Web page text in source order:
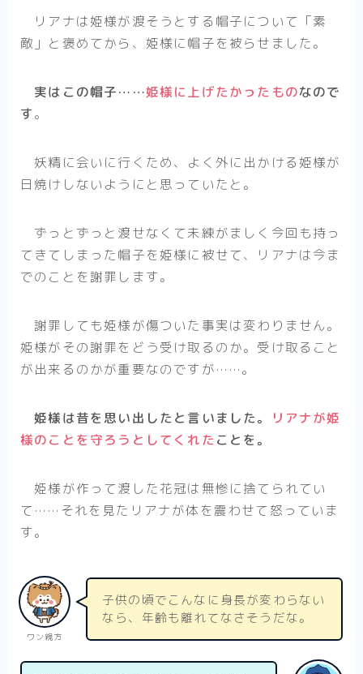
リアナは姫様が渡そうとする帽子について「素
敵」と褒めてから、姫様に帽子を被らせました。
実はこの帽子……姫様に上げたかったものなので
す。
妖精に会いに行くため、よく外に出かける姫様が
日焼けしないようにと思っていたと。
ずっとずっと渡せなくて未練がましく今回も持っ
てきてしまった帽子を姫様に被せて、リアナは今ま
でのことを謝罪します。
謝罪しても姫様が傷ついた事実は変わりません。
姫様がその謝罪をどう受け取るのか。受け取ること
が出来るのかが重要なのですが……。
姫様は昔を思い出したと言いました。
リアナが姫
様のことを守ろうとしてくれたことを。
姫様が作って渡した花冠は無惨に捨てられてい
て……それを見たリアナが体を震わせて怒っていま
す。
ワン親方
子供の頃でこんなに身長が変わらない
なら、年齢も離れてなさそうだな。